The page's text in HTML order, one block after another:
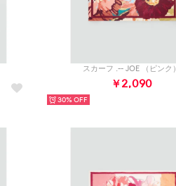
スカーフ .-- JOE （ピンク）
￥2,090
30%